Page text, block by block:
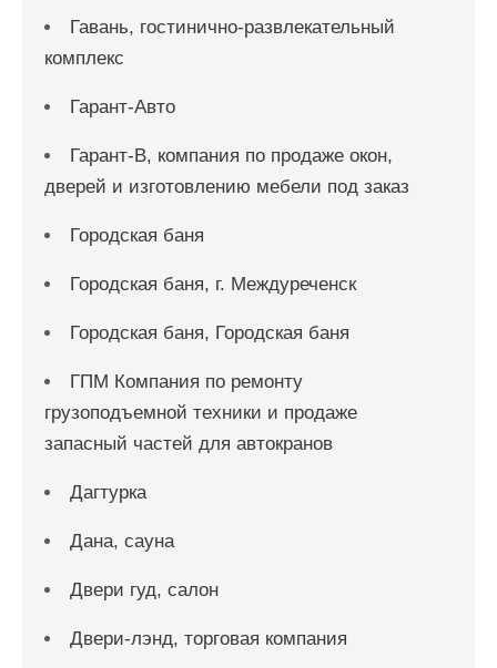
Гавань, гостинично-развлекательный
комплекс
Гарант-Авто
Гарант-В, компания по продаже окон,
дверей и изготовлению мебели под заказ
Городская баня
Городская баня, г. Междуреченск
Городская баня, Городская баня
ГПМ Компания по ремонту
грузоподъемной техники и продаже
запасный частей для автокранов
Дагтурка
Дана, сауна
Двери гуд, салон
Двери-лэнд, торговая компания